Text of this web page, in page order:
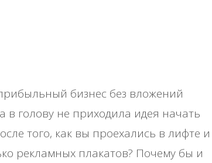
бизнес без вложений
в голову не приходила идея начать
того, как вы проехались в лифте и
рекламных плакатов? Почему бы и